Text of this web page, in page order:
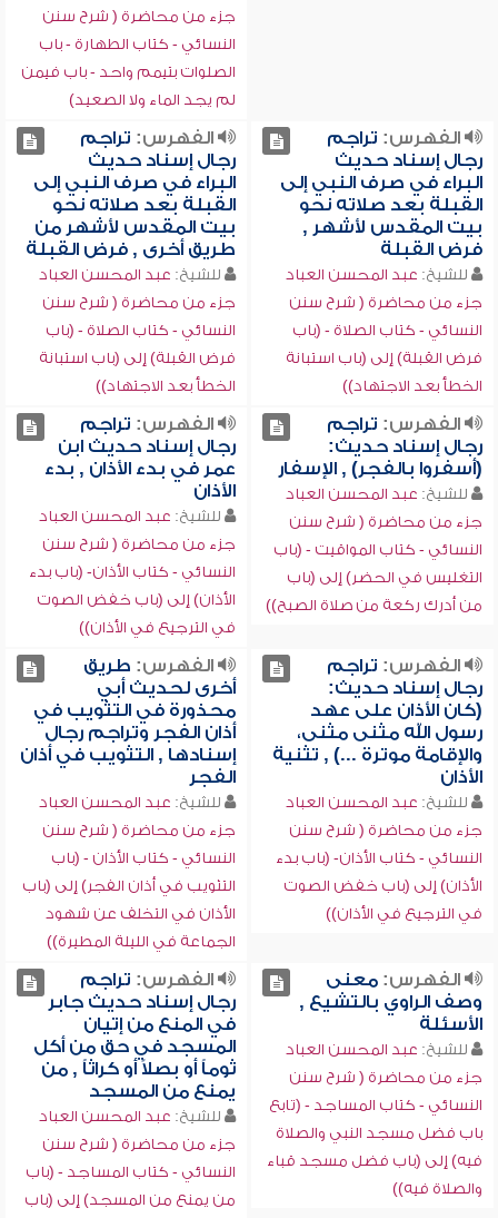
جزء من محاضرة ( شرح سنن
النسائي - كتاب الطهارة - باب
الصلوات بتيمم واحد - باب فيمن
لم يجد الماء ولا الصعيد)
الفهرس: تراجم
رجال إسناد حديث
البراء في صرف النبي إلى
القبلة بعد صلاته نحو
بيت المقدس لأشهر ,
فرض القبلة
للشيخ: عبد المحسن العباد
جزء من محاضرة ( شرح سنن
النسائي - كتاب الصلاة - (باب
فرض القبلة) إلى (باب استبانة
الخطأ بعد الاجتهاد))
الفهرس: تراجم
رجال إسناد حديث
البراء في صرف النبي إلى
القبلة بعد صلاته نحو
بيت المقدس لأشهر من
طريق أخرى , فرض القبلة
للشيخ: عبد المحسن العباد
جزء من محاضرة ( شرح سنن
النسائي - كتاب الصلاة - (باب
فرض القبلة) إلى (باب استبانة
الخطأ بعد الاجتهاد))
الفهرس: تراجم
رجال إسناد حديث:
(أسفروا بالفجر) , الإسفار
للشيخ: عبد المحسن العباد
جزء من محاضرة ( شرح سنن
النسائي - كتاب المواقيت - (باب
التغليس في الحضر) إلى (باب
من أدرك ركعة من صلاة الصبح))
الفهرس: تراجم
رجال إسناد حديث ابن
عمر في بدء الأذان , بدء
الأذان
للشيخ: عبد المحسن العباد
جزء من محاضرة ( شرح سنن
النسائي - كتاب الأذان- (باب بدء
الأذان) إلى (باب خفض الصوت
في الترجيع في الأذان))
الفهرس: تراجم
رجال إسناد حديث:
(كان الأذان على عهد
رسول الله مثنى مثنى،
والإقامة موترة ...) , تثنية
الأذان
للشيخ: عبد المحسن العباد
جزء من محاضرة ( شرح سنن
النسائي - كتاب الأذان- (باب بدء
الأذان) إلى (باب خفض الصوت
في الترجيع في الأذان))
الفهرس: طريق
أخرى لحديث أبي
محذورة في التثويب في
أذان الفجر وتراجم رجال
إسنادها , التثويب في أذان
الفجر
للشيخ: عبد المحسن العباد
جزء من محاضرة ( شرح سنن
النسائي - كتاب الأذان - (باب
التثويب في أذان الفجر) إلى (باب
الأذان في التخلف عن شهود
الجماعة في الليلة المطيرة))
الفهرس:معنى
وصف الراوي بالتشيع ,
الأسئلة
للشيخ: عبد المحسن العباد
جزء من محاضرة ( شرح سنن
النسائي - كتاب المساجد - (تابع
باب فضل مسجد النبي والصلاة
فيه) إلى (باب فضل مسجد قباء
والصلاة فيه))
الفهرس: تراجم
رجال إسناد حديث جابر
في المنع من إتيان
المسجد في حق من أكل
ثوماً أو بصلاً أو كراثاً , من
يمنع من المسجد
للشيخ: عبد المحسن العباد
جزء من محاضرة ( شرح سنن
النسائي - كتاب المساجد - (باب
من يمنع من المسجد) إلى (باب